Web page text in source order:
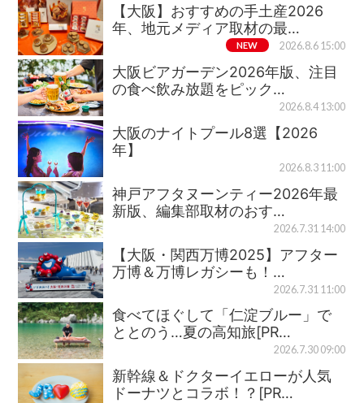
【大阪】おすすめの手土産2026
年、地元メディア取材の最…
NEW 2026.8.6 15:00
大阪ビアガーデン2026年版、注目
の食べ飲み放題をピック…
2026.8.4 13:00
大阪のナイトプール8選【2026
年】
2026.8.3 11:00
神戸アフタヌーンティー2026年最
新版、編集部取材のおす…
2026.7.31 14:00
【大阪・関西万博2025】アフター
万博＆万博レガシーも！…
2026.7.31 11:00
食べてほぐして「仁淀ブルー」で
ととのう…夏の高知旅[PR…
2026.7.30 09:00
新幹線＆ドクターイエローが人気
ドーナツとコラボ！？[PR…